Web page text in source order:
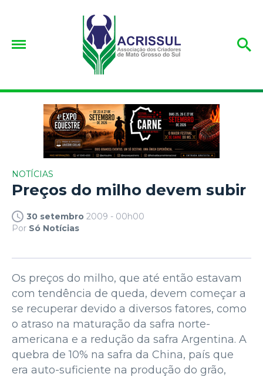
NOTÍCIAS
Preços do milho devem subir
30 setembro 2009 - 00h00
Por Só Notícias
Os preços do milho, que até então estavam
com tendência de queda, devem começar a
se recuperar devido a diversos fatores, como
o atraso na maturação da safra norte-
americana e a redução da safra Argentina. A
quebra de 10% na safra da China, país que
era auto-suficiente na produção do grão,